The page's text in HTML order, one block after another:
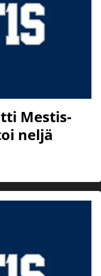
Mestis-
neljä